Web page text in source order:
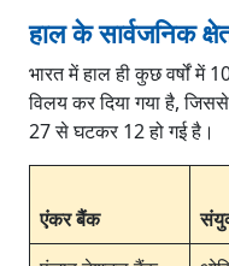
हाल के सार्वजनिक
भारत में हाल ही कुछ वर्षों में
विलय कर दिया गया है,
27 से घटकर 12 हो गई है।
एंकर बैंक